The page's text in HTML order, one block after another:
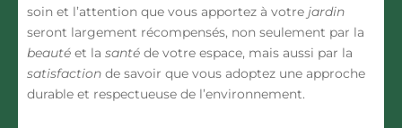
soin et l’attention que vous apportez à votre jardin
seront largement récompensés, non seulement par la
beauté et la santé de votre espace, mais aussi par la
satisfaction de savoir que vous adoptez une approche
durable et respectueuse de l’environnement.